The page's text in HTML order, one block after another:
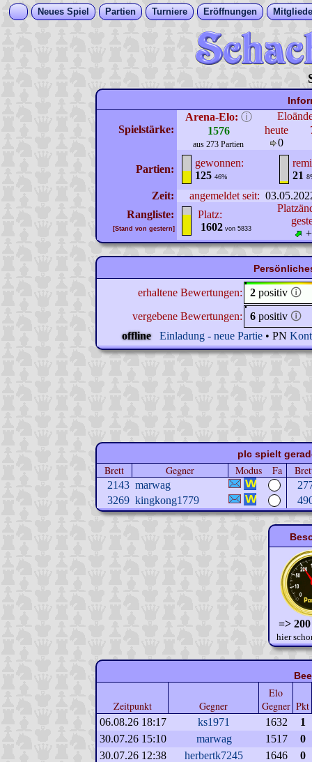
Neues Spiel Partien Turniere Eröffnungen
Spielstärke:
Arena-Elo: ⓘ
1576
aus 273 Partien
heute
0
Partien:
gewonnen:
125 46%
21
Zeit: angemeldet seit:
Rangliste:
[Stand von gestern]
Platz:
1602 von 5833
erhaltene Bewertungen: 2 positiv 🛈
vergebene Bewertungen:
6 positiv 🛈
offline
Einladung - neue Partie • PN
plc spielt
Brett Gegner Modus Fa
2143 marwag
3269 kingkong1779
=>
hier
Zeitpunkt Gegner
Elo
Gegner Pkt
06.08.26 18:17 ks1971 1632
1
30.07.26 15:10
marwag 1517
0
30.07.26 12:38
herbertk7245 1646
0